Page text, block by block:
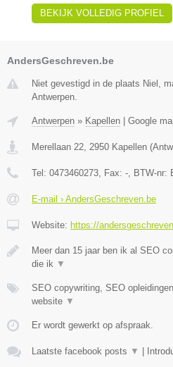
BEKIJK VOLLEDIG PROFIEL
AndersGeschreven.be
Niet gevestigd in de plaats Niel,
Antwerpen.
Antwerpen » Kapellen | Google
Merellaan 22 2950 Kapellen (
Tel: 0473460273 , Fax: - , BTW-nr:
E-mail › AndersGeschreven.be
Website: https://
Meer dan 15 jaar ben ik al SEO
die ik ▼
SEO copywriting, SEO
website ▼
Er wordt gewerkt op afspraak.
Laatste facebook posts ▼ |